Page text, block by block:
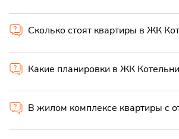
Сколько стоят квартиры в ЖК
Какие планировки в ЖК
В жилом комплексе квартиры с